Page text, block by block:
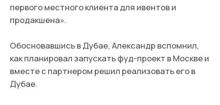
Любой кандидат, будь то стюард, курьер,
нескольких этапов собеседований и тестовых
Количество прямых инвестиций в различные